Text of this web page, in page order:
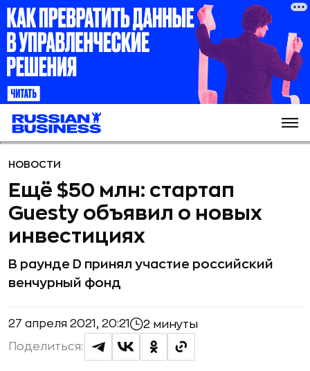
НОВОСТИ
Ещё $50 млн: стартап
Guesty объявил о новых
инвестициях
В раунде D принял участие российский
венчурный фонд
27 апреля 2021, 20:21 2 минуты
Поделиться: